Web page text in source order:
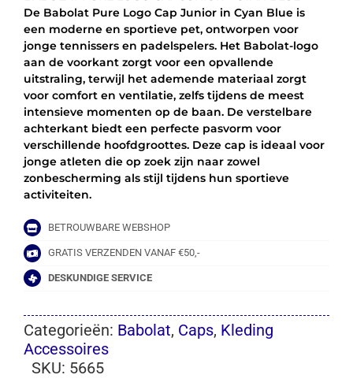
CAP
JUNIOR
BLUE
aantal
De Babolat Pure Logo Cap Junior in Cyan Blue is
een moderne en sportieve pet, ontworpen voor
jonge tennissers en padelspelers. Het Babolat-logo
aan de voorkant zorgt voor een opvallende
uitstraling, terwijl het ademende materiaal zorgt
voor comfort en ventilatie, zelfs tijdens de meest
intensieve momenten op de baan. De verstelbare
achterkant biedt een perfecte pasvorm voor
verschillende hoofdgroottes. Deze cap is ideaal voor
jonge atleten die op zoek zijn naar zowel
zonbescherming als stijl tijdens hun sportieve
activiteiten.
BETROUWBARE WEBSHOP
GRATIS VERZENDEN VANAF €50,-
DESKUNDIGE SERVICE
Categorieën: Babolat, Caps, Kleding
Accessoires
SKU: 5665